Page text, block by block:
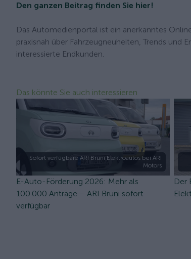
Den ganzen Beitrag finden Sie hier!
Das Automedienportal ist ein anerkanntes
praxisnah über Fahrzeugneuheiten, Trends
interessierte Endkunden.
Das könnte Sie auch interessieren
Sofort verfügbare ARI Bruni Elektroautos bei ARI
Motors
E-Auto-Förderung 2026: Mehr als
100.000 Anträge – ARI Bruni sofort
verfügbar
Der